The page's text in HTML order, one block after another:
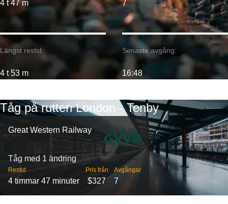
4 t 47 m
Längst restid:
4 t 53 m
7
Senaste avgång:
16:48
Tåg på rutten London - Tenby
Great Western Railway
Tåg med 1 ändring
Restid
4 timmar 47 minuter
Pris från
$327
Avgångar
7